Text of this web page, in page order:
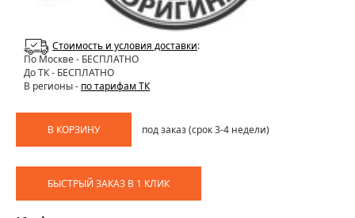
Стоимость и условия доставки:
По Москве- БЕСПЛАТНО
До ТК - БЕСПЛАТНО
В регионы - по тарифам ТК
В КОРЗИНУ под заказ (срок 3-4 недели)
БЫСТРЫЙ ЗАКАЗ В 1 КЛИК